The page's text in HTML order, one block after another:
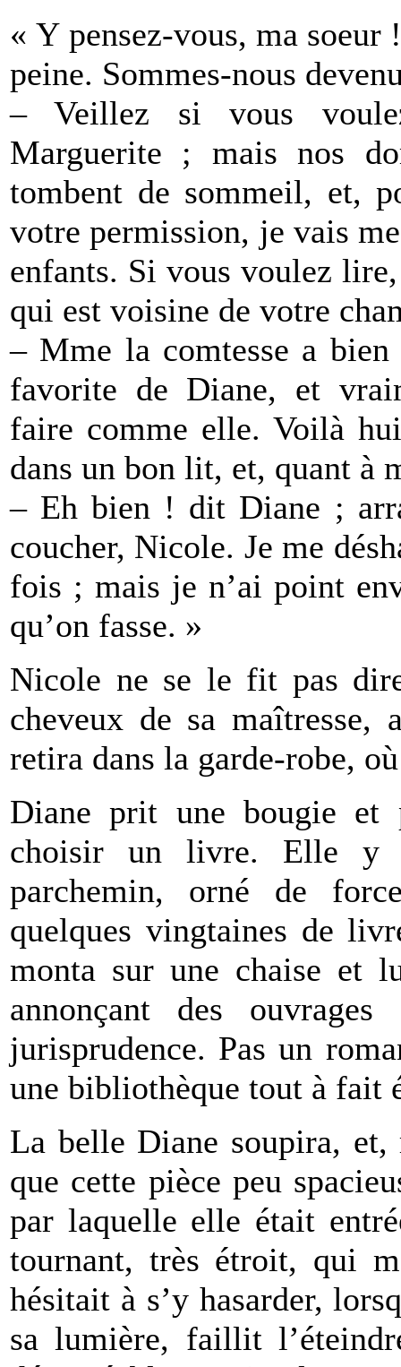
« Y pensez-vous, ma
peine. Sommes-nous
– Veillez si vous
Marguerite ; mais nos
tombent de sommeil, et,
votre permission, je vais
enfants. Si vous voulez
qui est voisine de votre
– Mme la comtesse a
favorite de Diane, et
faire comme elle. Voilà
dans un bon lit, et, quant à
– Eh bien ! dit Diane ;
coucher, Nicole. Je me
fois ; mais je n’ai point
qu’on fasse. »
Nicole ne se le fit pas
cheveux de sa
retira dans la garde-robe,
Diane prit une bougie et
choisir un livre. Elle y
parchemin, orné de
quelques vingtaines de
monta sur une chaise et
annonçant des
jurisprudence. Pas un
une bibliothèque tout à fait
La belle Diane soupira, et,
que cette pièce peu
par laquelle elle était
tournant, très étroit, qui
hésitait à s’y hasarder,
sa lumière, faillit